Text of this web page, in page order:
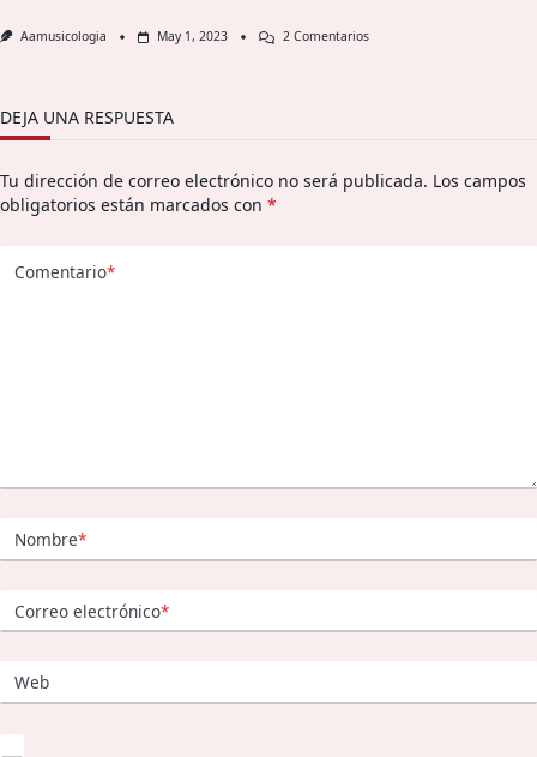
Aamusicologia May 1, 2023 2 ComentariosEn
–
Al
DEJA UNA RESPUESTA
Tu dirección de correo electrónico no será publicada. Los campos
obligatorios están marcados con *
Comentario*
Nombre*
Correo electrónico*
Web